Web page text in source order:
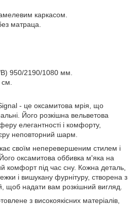
каркасом.
матраца.
950/2190/1080 мм.
- це оксамитова мрія, що
Його розкішна вельветова
елегантності і комфорту,
неповторний шарм.
своїм неперевершеним стилем і
оксамитова оббивка м'яка на
комфорт під час сну. Кожна деталь,
і вишукану фурнітуру, створена з
щоб надати вам розкішний вигляд.
з високоякісних матеріалів,